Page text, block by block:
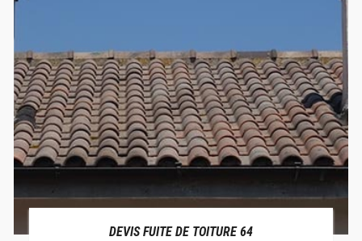
DEVIS FUITE DE TOITURE 64